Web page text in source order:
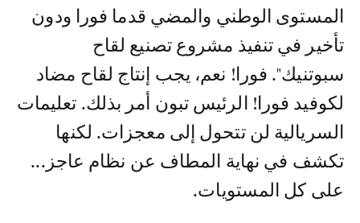
المستوى الوطني والمضي قدما فورا ودون
تأخير في تنفيذ مشروع تصنيع لقاح
سبوتنيك". فورا! نعم، يجب إنتاج لقاح مضاد
لكوفيد فورا! الرئيس تبون أمر بذلك. تعليمات
السريالية لن تتحول إلى معجزات. لكنها
تكشف في نهاية المطاف عن نظام عاجز...
على كل المستويات.